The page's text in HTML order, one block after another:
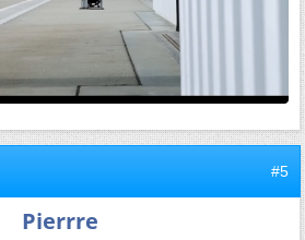
#5
Pierrre